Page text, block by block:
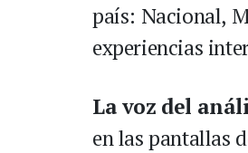
país: Nacional,
experiencias
La voz del
en las pantallas